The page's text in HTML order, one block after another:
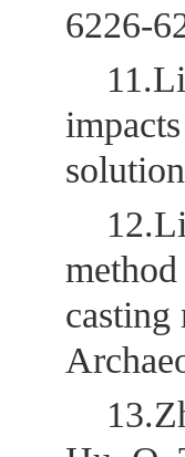
6226-